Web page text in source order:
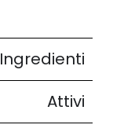
Ingredienti
Attivi